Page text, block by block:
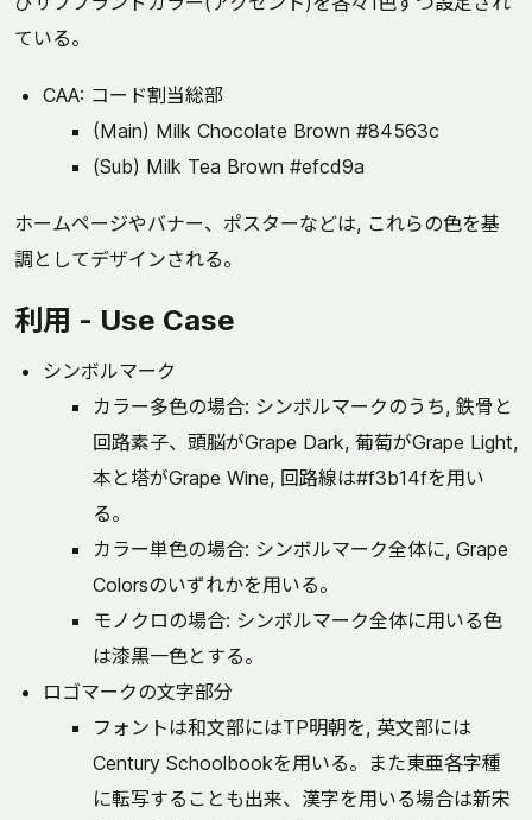
ている。
CAA: コード割当総部
(Main) Milk Chocolate Brown #84563c
(Sub) Milk Tea Brown #efcd9a
ホームページやバナー、ポスターなどは, これらの色を基
調としてデザインされる。
利用 - Use Case
シンボルマーク
カラー多色の場合: シンボルマークのうち, 鉄骨と
回路素子、頭脳がGrape Dark, 葡萄がGrape Light,
本と塔がGrape Wine, 回路線は#f3b14fを用い
る。
カラー単色の場合: シンボルマーク全体に, Grape
Colorsのいずれかを用いる。
モノクロの場合: シンボルマーク全体に用いる色
は漆黒一色とする。
ロゴマークの文字部分
フォントは和文部にはTP明朝を, 英文部には
Century Schoolbookを用いる。また東亜各字種
に転写することも出来、漢字を用いる場合は新宋